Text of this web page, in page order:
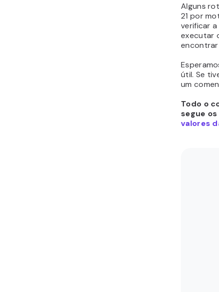
Alguns
21 por
verificar
executar
útil. Se
um
Todo o
segue
valores